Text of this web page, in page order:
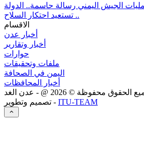
الجيش اليمني رسالة حاسمة.. الدولة
تستعيد احتكار السلاح ..
الاقسام
أخبار عدن
أخبار وتقارير
حوارات
ملفات وتحقيقات
اليمن في الصحافة
أخبار المحافظات
الحقوق محفوظة © 2026 @ - عدن الغد
تصميم وتطوير - ITU-TEAM